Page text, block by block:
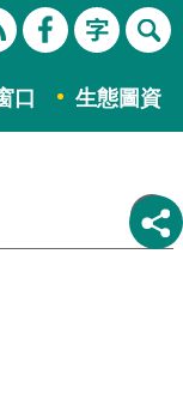
口
生態圖資